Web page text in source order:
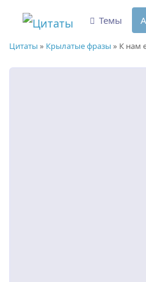
Цитаты » Крылатые фразы » К нам
Темы